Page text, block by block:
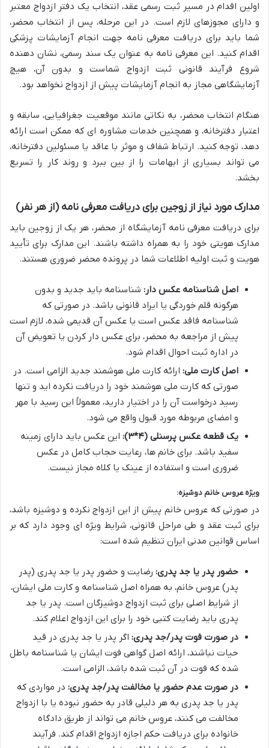
اولین اقدام در مسیر ثبت رسمی عقد، انتخاب یک دفتر ازدواج معتبر
و دارای مجوزهای لازم است. در این مرحله، پس از انتخاب محضر،
شما باید برای دریافت معرفی نامه جهت انجام آزمایشات پزشکی
اقدام کنید. این معرفی نامه به عنوان یک سند رسمی، نشان دهنده
شروع فرآیند قانونی ثبت ازدواج شماست و بدون آن، هیچ
آزمایشگاهی مجاز به انجام آزمایشات پیش از ازدواج نخواهد بود.
هنگام انتخاب محضر، به نکاتی مانند موقعیت جغرافیایی، سابقه و
اعتبار دفترخانه، و همچنین خدمات مشاوره ای که ممکن است ارائه
دهد، توجه کنید. ارتباط شفاف و موثر با عاقد یا مسئولین دفترخانه،
می تواند بسیاری از ابهامات را از بین ببرد و روند کار را تسریع
بخشد.
مدارک مورد نیاز از زوجین برای دریافت معرفی نامه (از هر نفر)
برای دریافت معرفی نامه آزمایشگاه از محضر، هر یک از زوجین باید
مدارک هویتی خود را به همراه داشته باشند. این مدارک برای تأیید
هویت و ثبت اولیه اطلاعات شما در پرونده محضر ضروری هستند.
اصل شناسنامه عکس دار: شناسنامه باید جدید و بدون
هرگونه قلم خوردگی یا ایراد قانونی باشد. در صورتی که
شناسنامه فاقد عکس است یا عکس آن قدیمی شده، لازم است
پیش از مراجعه به محضر، برای عکس دار کردن یا تعویض آن
در اداره ثبت احوال اقدام شود.
اصل کارت ملی: ارائه کارت ملی هوشمند جدید الزامی است. در
صورتی که کارت ملی هوشمند خود را دریافت نکرده اید و تنها
رسید درخواست آن را در اختیار دارید، معمولاً این رسید با مهر
و امضای مربوطه مورد قبول واقع می شود.
یک قطعه عکس پرسنلی (۴*۳):
این عکس باید دارای زمینه
سفید باشد. برای خانم ها، رعایت حجاب کامل در عکس
ضروری است و استفاده از عینک یا کلاه مجاز نیست.
ویژه عروس خانم دوشیزه:
در صورتی که عروس خانم پیش از این ازدواج نکرده و دوشیزه باشد،
برای ثبت عقد و طی مراحل قانونی، شرایط ویژه ای وجود دارد که بر
اساس قوانین مدنی ایران تنظیم شده است:
حضور پدر یا جد پدری: رضایت و حضور پدر یا جد پدری (پدر
پدر) عروس خانم، به همراه اصل شناسنامه و کارت ملی ایشان،
از شرایط اصلی برای ثبت ازدواج دوشیزگان است. پدر یا جد
پدری باید رضایت کتبی خود را برای این ازدواج اعلام کند.
در صورت فوت پدر/جد پدری: اگر پدر یا جد پدری در قید
حیات نباشند، ارائه اصل گواهی فوت ایشان یا شناسنامه باطل
شده که فوت در آن ثبت شده باشد، الزامی است.
در صورت عدم حضور یا مخالفت پدر/جد پدری: در مواردی که
پدر یا جد پدری به هر دلیلی قادر به حضور نبوده یا با ازدواج
مخالفت می کنند، عروس خانم می تواند از طریق دادگاه
خانواده برای دریافت حکم اجازه ازدواج اقدام کند. فرآیند